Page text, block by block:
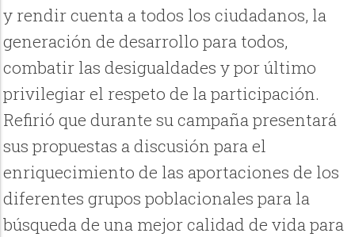
y rendir cuenta a todos los ciudadanos, la
generación de desarrollo para todos,
combatir las desigualdades y por último
privilegiar el respeto de la participación.
Refirió que durante su campaña presentará
sus propuestas a discusión para el
enriquecimiento de las aportaciones de los
diferentes grupos poblacionales para la
búsqueda de una mejor calidad de vida para